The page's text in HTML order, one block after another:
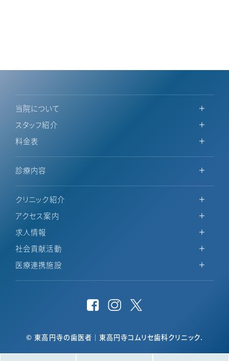
当院について
スタッフ紹介
料金表
診療内容
クリニック紹介
アクセス案内
求人情報
社会貢献活動
医療連携施設
© 東高円寺の歯医者｜東高円寺コムリセ歯科クリニック.